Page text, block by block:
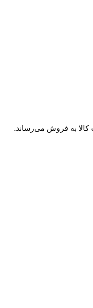
کالا به فروش می‌رساند.